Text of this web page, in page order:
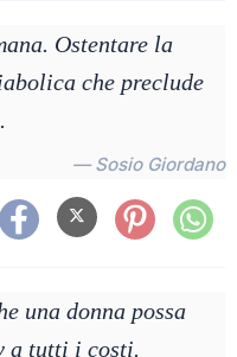
Ostentare la
che preclude
— Sosio Giordano
una donna possa
a tutti i costi.